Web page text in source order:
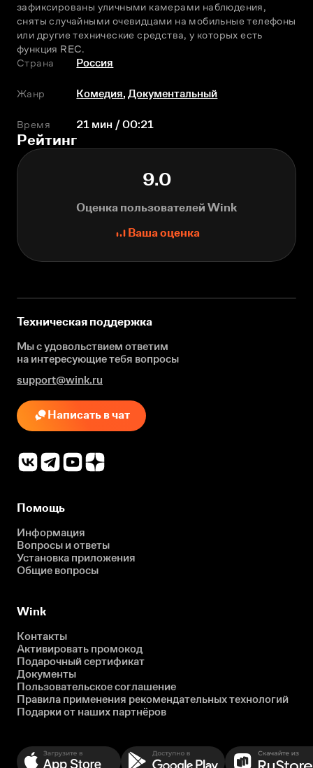
зафиксированы уличными камерами наблюдения,
сняты случайными очевидцами на мобильные телефоны
или другие технические средства, у которых есть
функция REC.
Страна
Россия
Жанр Комедия,Документальный
Время 21 мин / 00:21
Рейтинг
9.0
Оценка пользователей Wink
Ваша оценка
Техническая поддержка
Мы с удовольствием ответим
на интересующиетебя вопросы
support@wink.ru
Написать в чат
Помощь
Информация
Вопросы и ответы
Установка приложения
Общие вопросы
Wink
Контакты
Активировать промокод
Подарочный сертификат
Документы
Пользовательское соглашение
Правила применения рекомендательных технологий
Подарки от наших партнёров